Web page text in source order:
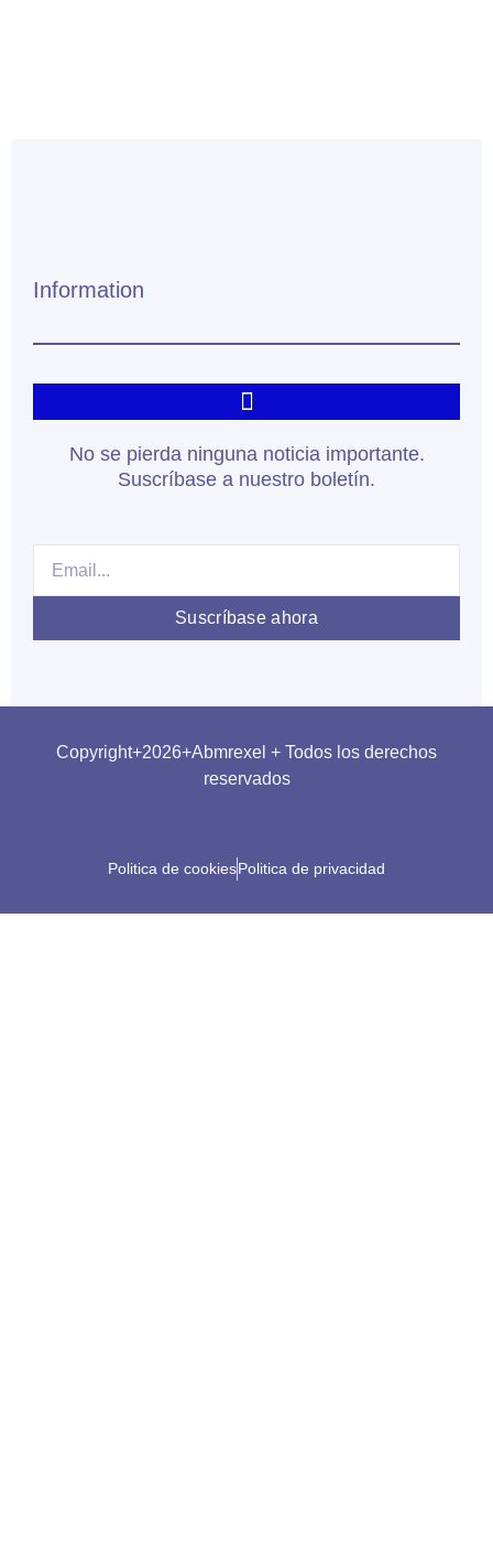
Information
No se pierda ninguna noticia importante.
Suscríbase a nuestro boletín.
Suscríbase ahora
Copyright+2026+Abmrexel + Todos los derechos
reservados
Politica de cookiesPolitica de privacidad